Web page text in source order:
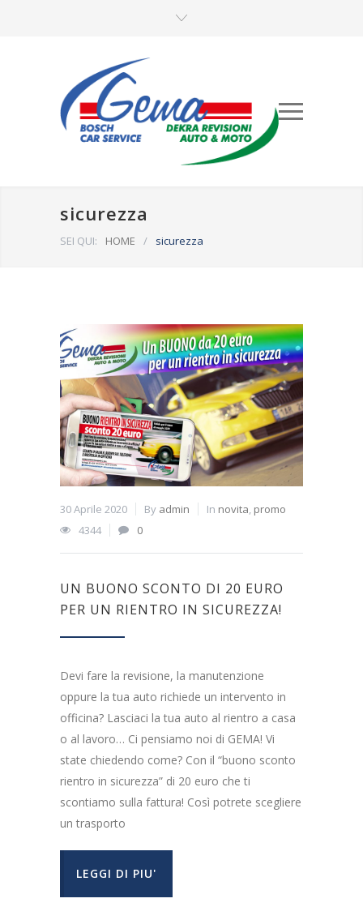
sicurezza
SEI QUI: HOME / sicurezza
30 Aprile 2020 By admin In novita, promo
4344
0
UN BUONO SCONTO DI 20 EURO
PER UN RIENTRO IN SICUREZZA!
Devi fare la revisione, la manutenzione
oppure la tua auto richiede un intervento in
officina? Lasciaci la tua auto al rientro a casa
o al lavoro… Ci pensiamo noi di GEMA! Vi
state chiedendo come? Con il “buono sconto
rientro in sicurezza” di 20 euro che ti
scontiamo sulla fattura! Così potrete scegliere
un trasporto
LEGGI DI PIU'